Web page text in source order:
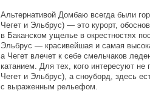
Альтернативой Домбаю всегда были
Чегет и Эльбрус) — это курорт,
в Баканском ущелье в окрестностях
Эльбрус — красивейшая и самая
а Чегет влечет к себе смельчаков
катанием. Для тех, кого интересуют
Чегет и Эльбрус), а сноуборд, здесь
с выраженным рельефом.